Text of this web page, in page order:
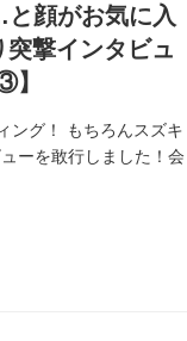
顔がお気に入
突撃インタビュ
ング！ もちろんスズキ
ーを敢行しました！会